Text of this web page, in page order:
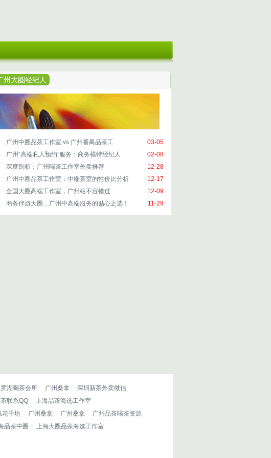
州大圈经纪人
03-05
广州中圈品茶工作室 vs 广州番禺品茶工
02-08
广州“高端私人预约”服务：商务模特经纪人
12-28
深度剖析：广州喝茶工作室外卖推荐
12-17
广州中圈品茶工作室：中端茶室的性价比分析
12-09
全国大圈高端工作室，广州站不容错过
11-29
商务伴游大圈，广州中高端服务的贴心之选！
湖喝茶会所 广州桑拿
深圳新茶外卖微信
联系QQ
上海品茶海选工作室
花千坊 广州桑拿 广州桑拿
广州品茶喝茶资源
品茶中圈
上海大圈品茶海选工作室